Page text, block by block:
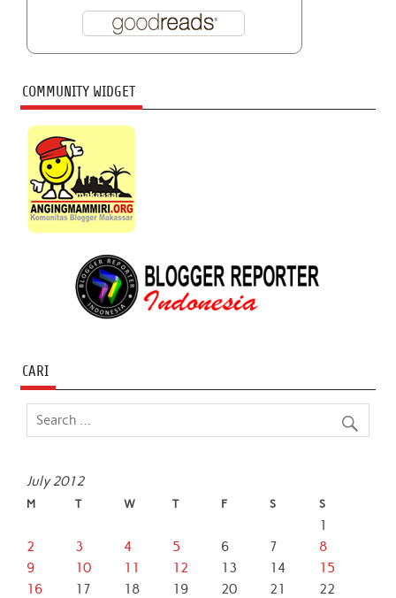
COMMUNITY WIDGET
CARI
July 2012
M T W T F S S
1
2
3 4 5 6 7
8
9
10 11 12 13 14
15
16
17 18 19 20 21
22